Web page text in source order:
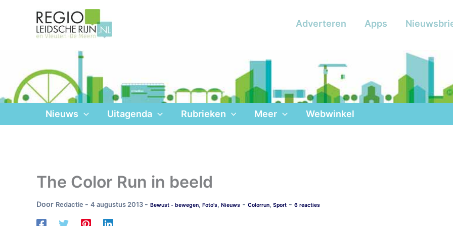
Adverteren Apps
Nieuws Uitagenda Rubrieken Meer Webwinkel
The Color Run in beeld
Door Redactie - 4 augustus 2013 - Bewust - bewegen, Foto's, Nieuws - Colorrun, Sport - 6 reacties